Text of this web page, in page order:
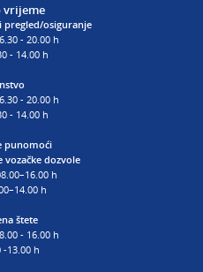
vrijeme
pregled/osiguranje
- 20.00 h
- 14.00 h
- 20.00 h
- 14.00 h
punomoći
dozvole
h
h
štete
- 16.00 h
-13.00 h